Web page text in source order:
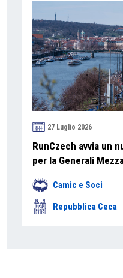
27 Luglio 2026
RunCzech avvia un
per la Generali
Camic e Soci
Repubblica Ceca